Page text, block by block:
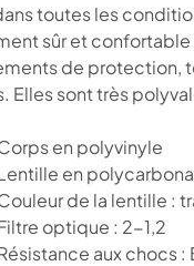
toutes les
sûr et
de protection,
Elles sont très
en polyvinyle
en
de la lentille :
optique : 2-1,2
aux chocs :